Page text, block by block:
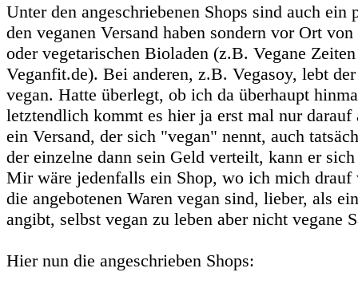
Unter den angeschriebenen Shops sind auch ein
den veganen Versand haben sondern vor Ort
oder vegetarischen Bioladen (z.B. Vegane
Veganfit.de). Bei anderen, z.B. Vegasoy, lebt
vegan. Hatte überlegt, ob ich da überhaupt
letztendlich kommt es hier ja erst mal nur darauf
ein Versand, der sich "vegan" nennt, auch
der einzelne dann sein Geld verteilt, kann er
Mir wäre jedenfalls ein Shop, wo ich mich drauf
die angebotenen Waren vegan sind, lieber, als
angibt, selbst vegan zu leben aber nicht vegane
Hier nun die angeschrieben Shops: